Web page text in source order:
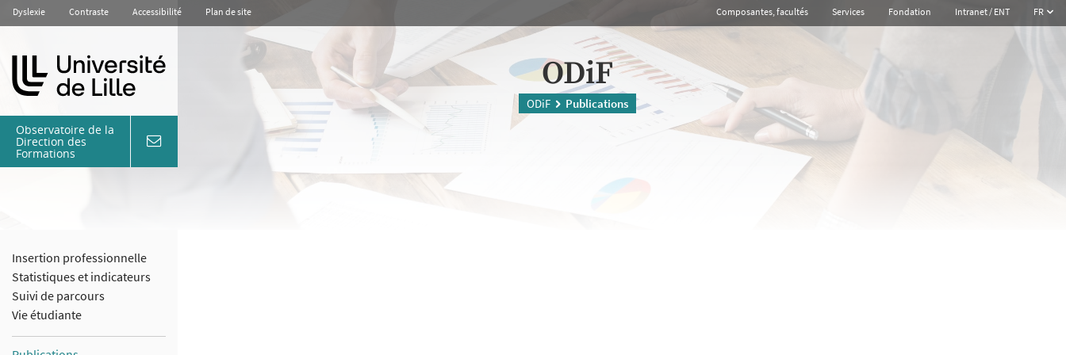
Aller
au
Aller
au
Aller
à
recherche
Dyslexie Contraste Accessibilité Plan de site Composantes, facultés Services Fondation Intranet / ENT FR
Observatoire de la
Direction des
Formations
coordonnées
ODiF
ODiF Publications
Insertion professionnelle
Statistiques et indicateurs
Suivi de parcours
Vie étudiante